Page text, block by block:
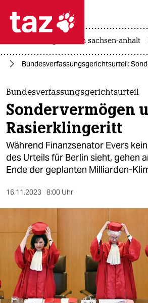
 taz zahl ich
taz zahl ich
themen
politik
öko
gesellschaft
sport
berlin
nord
wahrheit
verlag
landtagswahl in sachsen-anhalt
Bundesverfassungsgerichtsurteil:
Bundesverfassungsgerichtsurteil
Sondervermögen
Rasierklingeritt
Während Finanzsenator Evers
des Urteils für Berlin sieht, gehen
Ende der geplanten Milliarden-
16.11.2023 8:00 Uhr